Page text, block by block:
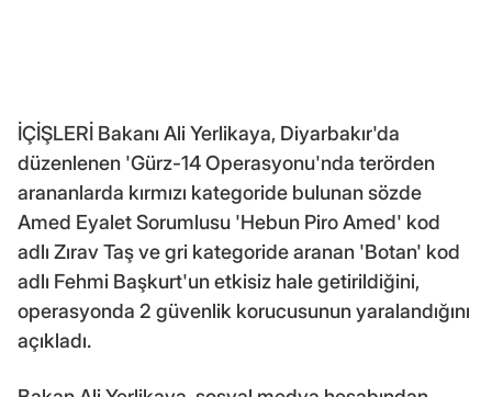
İÇİŞLERİ Bakanı Ali Yerlikaya, Diyarbakır'da
düzenlenen 'Gürz-14 Operasyonu'nda terörden
arananlarda kırmızı kategoride bulunan sözde
Amed Eyalet Sorumlusu 'Hebun Piro Amed' kod
adlı Zırav Taş ve gri kategoride aranan 'Botan' kod
adlı Fehmi Başkurt'un etkisiz hale getirildiğini,
operasyonda 2 güvenlik korucusunun yaralandığını
açıkladı.